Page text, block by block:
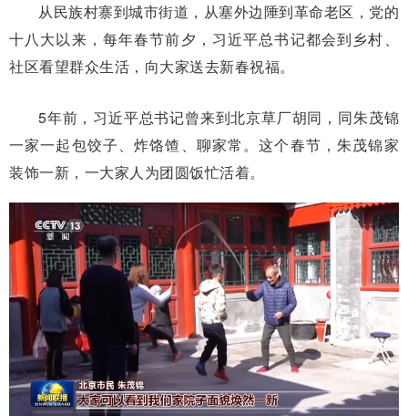
从民族村寨到城市街道，从塞外边陲到革命老区，党的
十八大以来，每年春节前夕，习近平总书记都会到乡村、
社区看望群众生活，向大家送去新春祝福。
5年前，习近平总书记曾来到北京草厂胡同，同朱茂锦
一家一起包饺子、炸饹馇、聊家常。这个春节，朱茂锦家
装饰一新，一大家人为团圆饭忙活着。